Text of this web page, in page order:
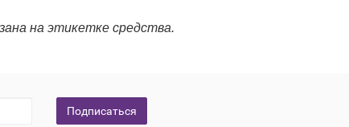
на этикетке средства.
Подписаться